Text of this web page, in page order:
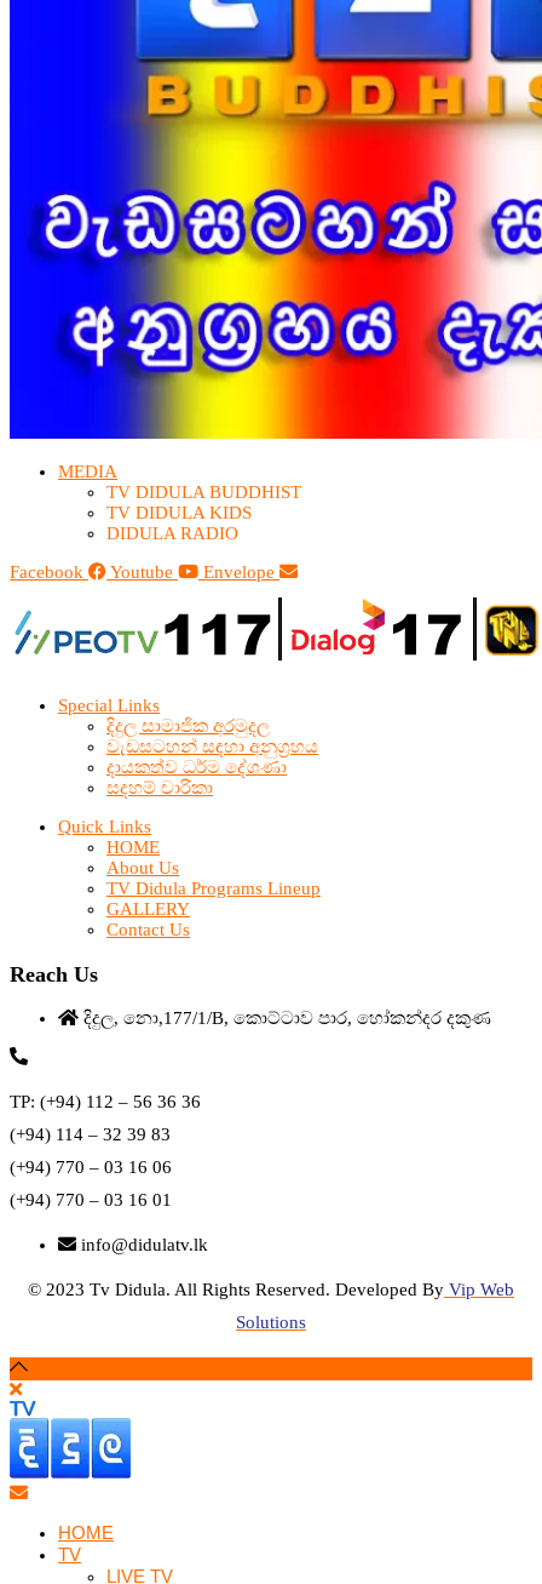
MEDIA
TV DIDULA BUDDHIST​
TV DIDULA KIDS
DIDULA RADIO
Facebook
Youtube Envelope
Special Links
දිදුල සාමාජික අරමුදල
වැඩසටහන් සඳහා අනුග්‍රහය
දායකත්ව ධර්ම දේශණා
සදහම් චාරිකා
Quick Links
HOME
About Us
TV Didula Programs Lineup
GALLERY
Contact Us
Reach Us
දිදුල, නො,177/1/B, කොට්ටාව පාර, හෝකන්දර දකුණ
TP: (+94) 112 – 56 36 36
(+94) 114 – 32 39 83
(+94) 770 – 03 16 06
(+94) 770 – 03 16 01
info@didulatv.lk
© 2023 Tv Didula. All Rights Reserved. Developed By Vip Web
Solutions
HOME
TV
LIVE TV